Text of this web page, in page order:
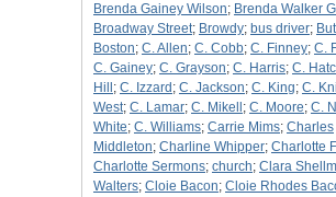
Brenda Gainey Wilson; Brenda Walker
Broadway Street; Browdy; bus driver;
Boston; C. Allen; C. Cobb; C. Finney; C.
C. Gainey; C. Grayson; C. Harris; C.
Hill ; C. Izzard ; C. Jackson; C. King; C.
West; C. Lamar; C. Mikell ; C. Moore; C.
White; C. Williams; Carrie Mims; Charles
Middleton; Charline Whipper; Charlotte
Charlotte Sermons; church; Clara
Walters; Cloie Bacon; Cloie Rhodes